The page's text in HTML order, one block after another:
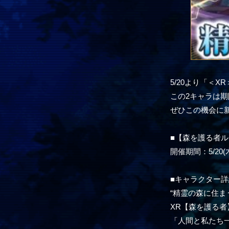
5/20より「＜
この2キャラは
ぜひこの機会に
■【森を護る者
開催期間：5/20(
■キャラクター
“精霊の森に住
XR【森を護る
「人間と私た